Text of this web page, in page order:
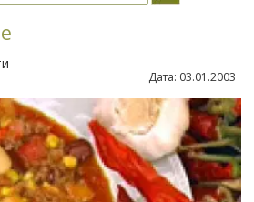
Дата: 03.01.2003